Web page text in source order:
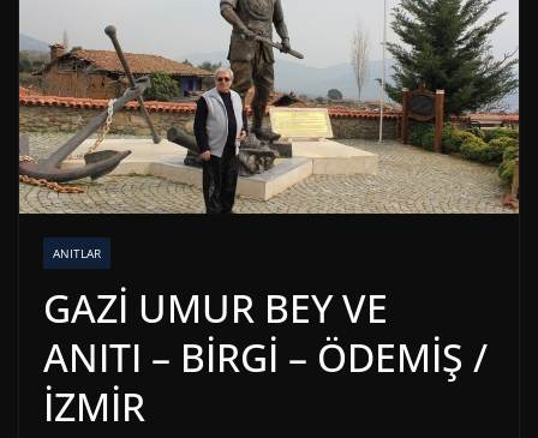
ANITLAR
GAZİ UMUR BEY VE
ANITI – BİRGİ – ÖDEMİŞ /
İZMİR